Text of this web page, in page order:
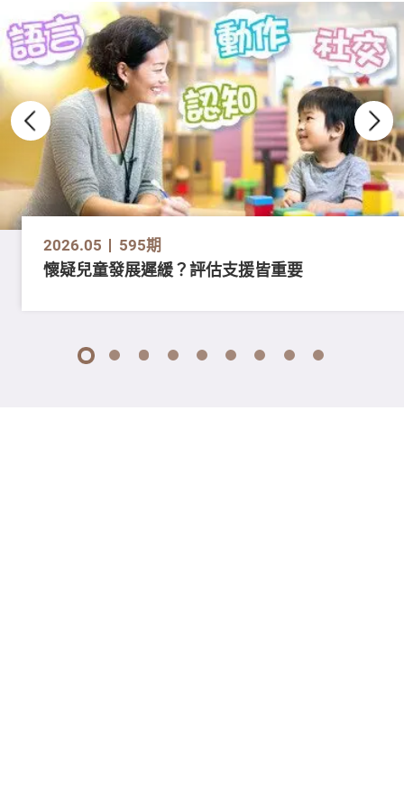
2026.05 595期
懷疑兒童發展遲緩？評估支援皆重要
1 2 3 4 5 6 7 8 9